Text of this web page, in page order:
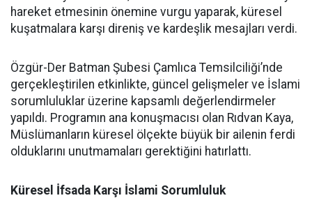
hareket etmesinin önemine vurgu yaparak, küresel
kuşatmalara karşı direniş ve kardeşlik mesajları verdi.
Özgür-Der Batman Şubesi Çamlıca Temsilciliği’nde
gerçekleştirilen etkinlikte, güncel gelişmeler ve İslami
sorumluluklar üzerine kapsamlı değerlendirmeler
yapıldı. Programın ana konuşmacısı olan Rıdvan Kaya,
Müslümanların küresel ölçekte büyük bir ailenin ferdi
olduklarını unutmamaları gerektiğini hatırlattı.
Küresel İfsada Karşı İslami Sorumluluk